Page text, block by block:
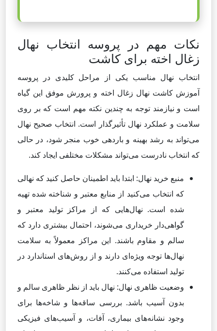
نکات مهم در پروسه انتخاب نهال
زغال اخته برای کاشت
انتخاب نهال مناسب یکی از مراحل کلیدی در پروسه
آموزش کاشت نهال زغال اخته و پرورش موفق این گیاه
است و نیازمند توجه به چندین نکته مهم است که بر روی
سلامت و عملکرد نهال تأثیرگذار است. انتخاب صحیح نهال
می‌تواند به رشد بهینه و باردهی خوب منجر شود، در حالی
که انتخاب نادرست می‌تواند مشکلات مختلفی ایجاد کند.
منبع خرید نهال: ابتدا باید اطمینان حاصل کنید که نهالی
که انتخاب می‌کنید از منابع معتبر و شناخته شده تهیه
شده است. نهال‌هایی که از مراکز تولید معتبر و
گواهی‌دار خریداری می‌شوند، احتمال بیشتری دارد که
سالم و مقاوم باشند. این مراکز معمولاً به سلامت
نهال‌ها توجه ویژه‌ای دارند و از روش‌های استاندارد در
تولید استفاده می‌کنند.
وضعیت ظاهری نهال: نهال باید از نظر ظاهری سالم و
بدون آسیب باشد. بررسی ساقه‌ها و شاخه‌ها برای
وجود نشانه‌های بیماری، آفات، و آسیب‌های فیزیکی